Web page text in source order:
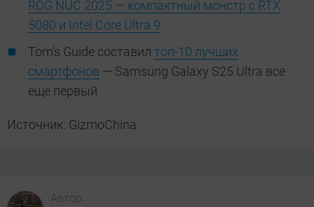
ROG NUC 2025 — компактный монстр с RTX
5080 и Intel Core Ultra 9
Tom's Guide составил топ-10 лучших
смартфонов — Samsung Galaxy S25 Ultra все
еще первый
Источник: GizmoChina
Автор